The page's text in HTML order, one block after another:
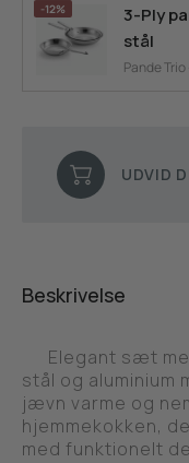
3-Ply
stål
-12%
Pande
UDVID
Beskrivelse
Elegant sæt
stål og aluminium
jævn varme og
hjemmekokken,
med funktionelt